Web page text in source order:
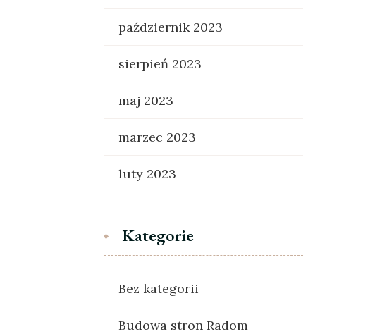
październik 2023
sierpień 2023
maj 2023
marzec 2023
luty 2023
Kategorie
Bez kategorii
Budowa stron Radom